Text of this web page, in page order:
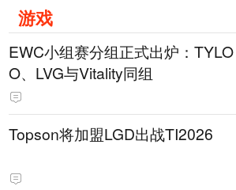
游戏
EWC小组赛分组正式出炉：TYLO
O、LVG与Vitality同组
Topson将加盟LGD出战TI2026